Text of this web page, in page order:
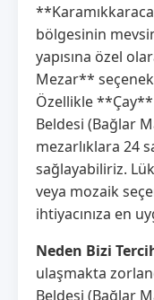
bölgesinin
yapısına özel
Mezar**
Özellikle
Beldesi (Bağlar
mezarlıklara 24
sağlayabiliriz.
veya mozaik
ihtiyacınıza en
Neden Bizi
ulaşmakta
Beldesi (Bağlar